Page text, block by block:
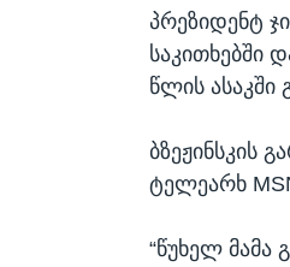
პრეზიდენტ
საკითხებში
წლის ასაკში
ბზეჟინსკის
ტელეარხ
“წუხელ მამა